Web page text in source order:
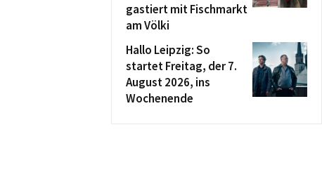
gastiert mit Fischmarkt
am Völki
Hallo Leipzig: So
startet Freitag, der 7.
August 2026, ins
Wochenende